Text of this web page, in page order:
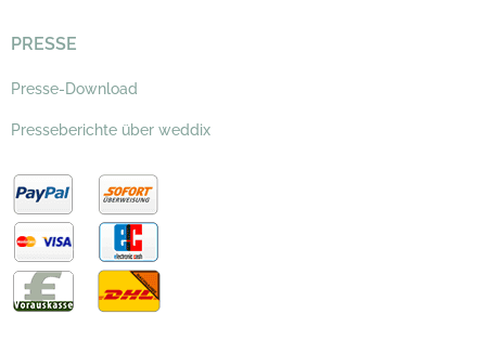
PRESSE
Presse-Download
Presseberichte über weddix